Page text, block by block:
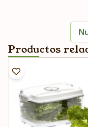
Productos